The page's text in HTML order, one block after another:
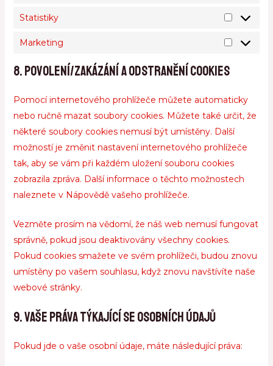
Statistiky
Marketing
8. Povolení/zakázání a odstranění cookies
Pomocí internetového prohlížeče můžete automaticky
nebo ručně mazat soubory cookies. Můžete také určit, že
některé soubory cookies nemusí být umístěny. Další
možností je změnit nastavení internetového prohlížeče
tak, aby se vám při každém uložení souboru cookies
zobrazila zpráva. Další informace o těchto možnostech
naleznete v Nápovědě vašeho prohlížeče.
Vezměte prosím na vědomí, že náš web nemusí fungovat
správně, pokud jsou deaktivovány všechny cookies.
Pokud cookies smažete ve svém prohlížeči, budou znovu
umístěny po vašem souhlasu, když znovu navštívíte naše
webové stránky.
9. Vaše práva týkající se osobních údajů
Pokud jde o vaše osobní údaje, máte následující práva: